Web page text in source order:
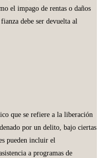
el impago de rentas o daños
debe ser devuelta al
que se refiere a la liberación
por un delito, bajo ciertas
pueden incluir el
a programas de